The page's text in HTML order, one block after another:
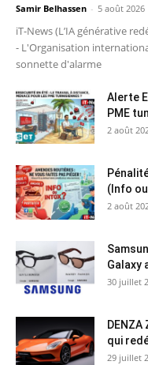
Samir Belhassen - 5 août 2026
iT-News (L’IA générative
- L'Organisation
sonnette d'alarme
Alerte
PME
2 août
(Info
2 août
Galaxy
30 juillet
qui
29 juillet